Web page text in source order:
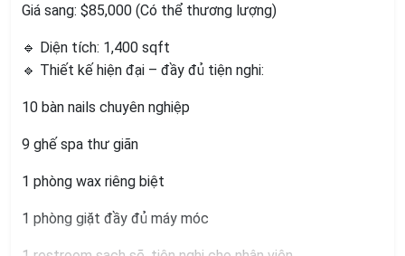
Giá sang: $85,000 (Có thể thương lượng)
🔹 Diện tích: 1,400 sqft
🔹 Thiết kế hiện đại – đầy đủ tiện nghi:
10 bàn nails chuyên nghiệp
9 ghế spa thư giãn
1 phòng wax riêng biệt
1 phòng giặt đầy đủ máy móc